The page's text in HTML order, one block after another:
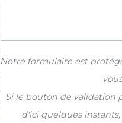
Notre formulaire est
Si le bouton de validation
d'ici quelques